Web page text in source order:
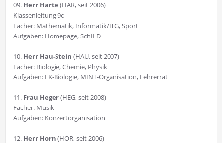
09. Herr Harte (HAR, seit 2006)
Klassenleitung 9c
Fächer: Mathematik, Informatik/ITG, Sport
Aufgaben: Homepage, SchILD
10. Herr Hau-Stein (HAU, seit 2007)
Fächer: Biologie, Chemie, Physik
Aufgaben: FK-Biologie, MINT-Organisation, Lehrerrat
11. Frau Heger(HEG, seit 2008)
Fächer: Musik
Aufgaben: Konzertorganisation
12. Herr Horn (HOR, seit 2006)